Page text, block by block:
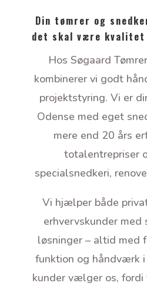
Din tømrer og
det skal være kvalitet
Hos Søgaard
kombinerer vi godt
projektstyring. Vi er
Odense med eget
mere end 20 års
totalentrepriser
specialsnedkeri,
Vi hjælper både
erhvervskunder
løsninger – altid med
funktion og håndværk
kunder vælger os,